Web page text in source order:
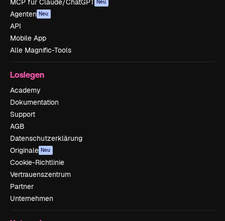
MCP für Claude/ChatGPT Neu
Agenten Neu
API
Mobile App
Alle Magnific-Tools
Loslegen
Academy
Dokumentation
Support
AGB
Datenschutzerklärung
Originale Neu
Cookie-Richtlinie
Vertrauenszentrum
Partner
Unternehmen